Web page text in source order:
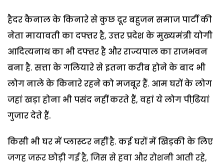
हैदर कैनाल के किनारे से कुछ दूर बहुजन समाज पार्टी की
नेता मायावती का दफ्तर है, उत्तर प्रदेश के मुख्यमंत्री योगी
आदित्यनाथ का भी दफ्तर है और राज्यपाल का राजभवन
बना है. सत्ता के गलियारे से इतना करीब होने के बाद भी
लोग नाले के किनारे रहने को मजबूर हैं. आम घरों के लोग
जहां खड़ा होना भी पसंद नहीं करते हैं, वहां ये लोग पीढि़यां
गुजार देते हैं.
किसी भी घर में प्लास्टर नहीं है. कई घरों में खिड़की के लिए
जगह जरूर छोड़ी गई है, जिस से हवा और रोशनी आती रहे,